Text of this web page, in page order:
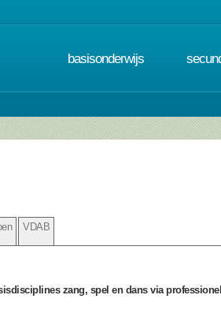
basisonderwijs
VDAB
zang, spel en dans via